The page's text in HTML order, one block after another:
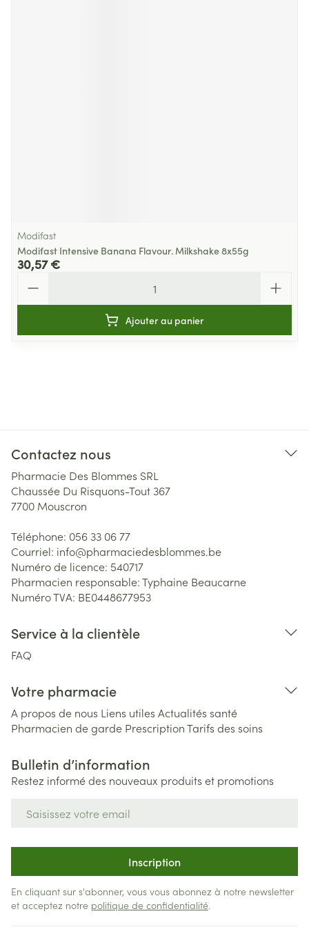
Modifast
Modifast Intensive Banana Flavour. Milkshake 8x55g
30,57 €
Ajouter au panier
Contactez nous
Pharmacie Des Blommes SRL
Chaussée Du Risquons-Tout 367
7700 Mouscron
Téléphone: 056 33 06 77
Courriel: info@pharmaciedesblommes.be
Numéro de licence: 540717
Pharmacien responsable:Typhaine Beaucarne
Numéro TVA: BE0448677953
Service à la clientèle
FAQ
Votre pharmacie
A propos de nous Liens utiles Actualités santé
Pharmacien de garde PrescriptionTarifs des soins
Bulletin d’information
Restez informé des nouveaux produits et promotions
Inscription
En cliquant sur s'abonner, vous vous abonnez à notre newsletter
et acceptez notre politique de confidentialité.